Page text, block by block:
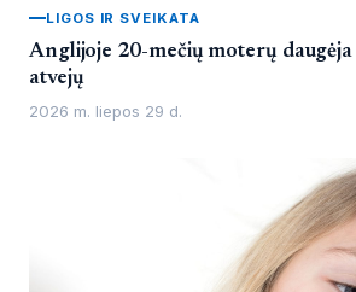
LIGOS IR SVEIKATA
Anglijoje 20-mečių moterų
atvejų
2026 m. liepos 29 d.